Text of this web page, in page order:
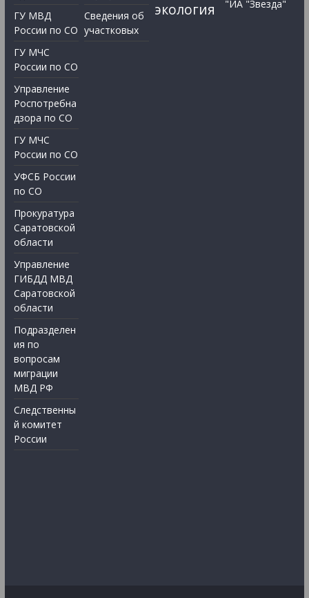
ГУ МВД
России по СО
ГУ МЧС
России по СО
Управление
Роспотребна
дзора по СО
ГУ МЧС
России по СО
УФСБ России
по СО
Прокуратура
Саратовской
области
Управление
ГИБДД МВД
Саратовской
области
Подразделен
ия по
вопросам
миграции
МВД РФ
Следственны
й комитет
России
Сведения об
участковых
экология
"ИА "Звезда"